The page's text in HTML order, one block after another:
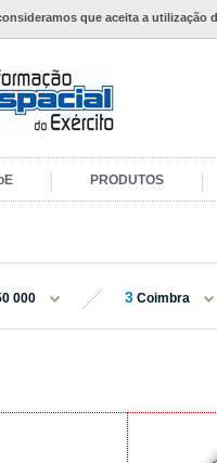
que aceita a utilização
PRODUTOS
000 3 Coimbra